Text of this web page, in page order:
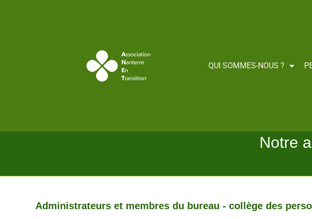
QUI SOMMES-NOUS ?
Notre
Administrateurs et membres du bureau - collège des